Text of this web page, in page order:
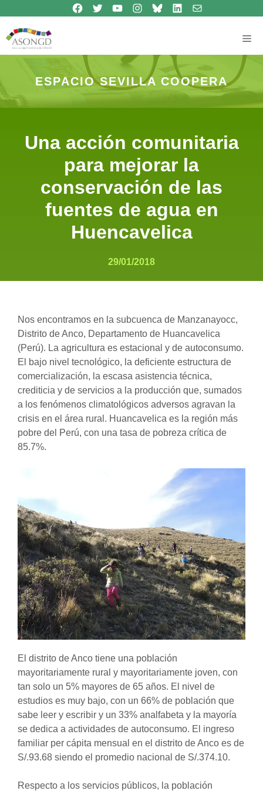
contenido
Síguenos en Facebook
Síguenos en TwitterSíguenos en Youtube
Síguenos en Instagram
Bluesky
Síguenos en Linkedincontacto
ESPACIO SEVILLA COOPERA
Una acción comunitaria
para mejorar la
conservación de las
fuentes de agua en
Huencavelica
29/01/2018
Nos encontramos en la subcuenca de Manzanayocc,
Distrito de Anco, Departamento de Huancavelica
(Perú). La agricultura es estacional y de autoconsumo.
El bajo nivel tecnológico, la deficiente estructura de
comercialización, la escasa asistencia técnica,
crediticia y de servicios a la producción que, sumados
a los fenómenos climatológicos adversos agravan la
crisis en el área rural. Huancavelica es la región más
pobre del Perú, con una tasa de pobreza crítica de
85.7%.
El distrito de Anco tiene una población
mayoritariamente rural y mayoritariamente joven, con
tan solo un 5% mayores de 65 años. El nivel de
estudios es muy bajo, con un 66% de población que
sabe leer y escribir y un 33% analfabeta y la mayoría
se dedica a actividades de autoconsumo. El ingreso
familiar per cápita mensual en el distrito de Anco es de
S/.93.68 siendo el promedio nacional de S/.374.10.
Respecto a los servicios públicos, la población